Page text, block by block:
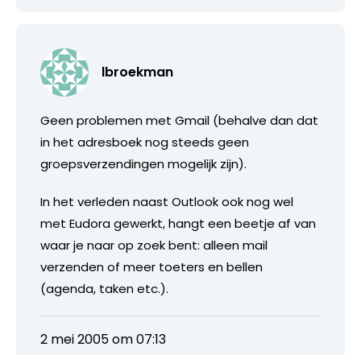
lbroekman
Geen problemen met Gmail (behalve dan dat
in het adresboek nog steeds geen
groepsverzendingen mogelijk zijn).
In het verleden naast Outlook ook nog wel
met Eudora gewerkt, hangt een beetje af van
waar je naar op zoek bent: alleen mail
verzenden of meer toeters en bellen
(agenda, taken etc.).
2 mei 2005 om 07:13